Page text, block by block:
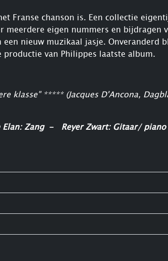
Franse chanson is. Een collectie
meerdere eigen nummers en bijdragen
nieuw muzikaal jasje. Onveranderd
productie van Philippes laatste album.
klasse" ***** (Jacques D'Ancona,
Elan: Zang - Reyer Zwart: Gitaar/ piano